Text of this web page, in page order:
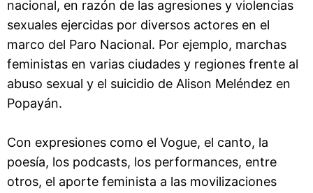
nacional, en razón de las agresiones y violencias
sexuales ejercidas por diversos actores en el
marco del Paro Nacional. Por ejemplo, marchas
feministas en varias ciudades y regiones frente al
abuso sexual y el suicidio de Alison Meléndez en
Popayán.
Con expresiones como el Vogue, el canto, la
poesía, los podcasts, los performances, entre
otros, el aporte feminista a las movilizaciones